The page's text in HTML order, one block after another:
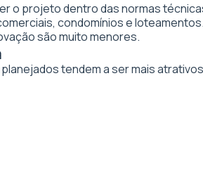
o projeto dentro das normas
condomínios e loteamentos.
são muito menores.
tendem a ser mais